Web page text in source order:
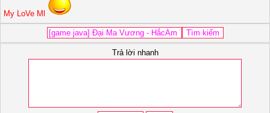
My LoVe Ml
Trả lời nhanh